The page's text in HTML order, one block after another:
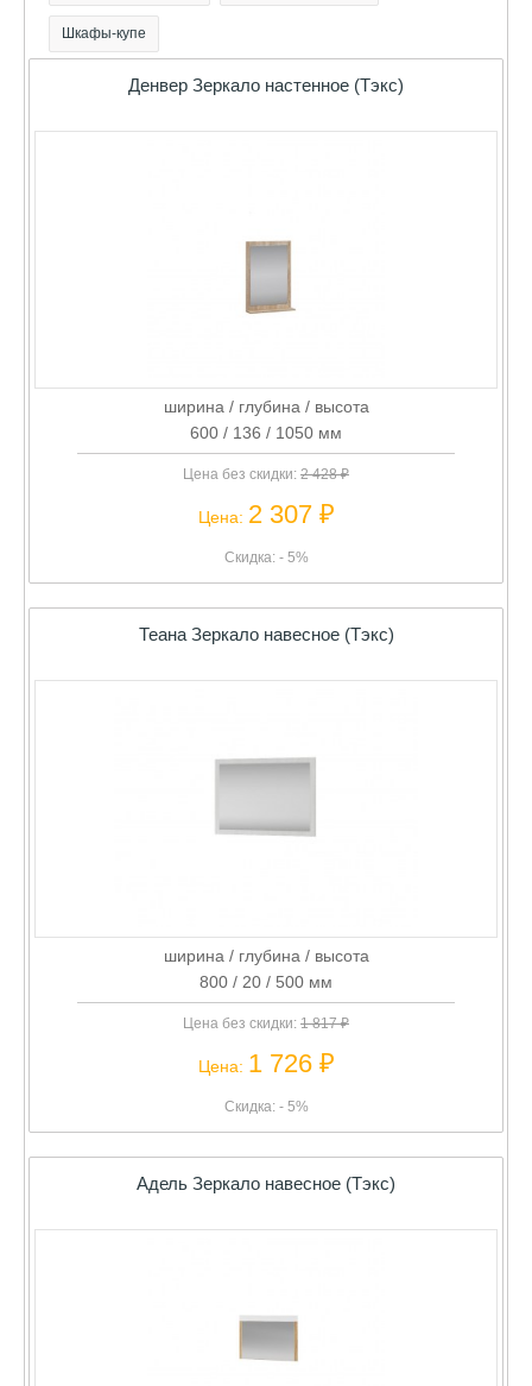
Шкафы-купе
Денвер Зеркало настенное (Тэкс)
ширина / глубина / высота
600 / 136 / 1050 мм
Цена без скидки: 2 428 ₽
Цена: 2 307 ₽
Скидка: - 5%
Теана Зеркало навесное (Тэкс)
ширина / глубина / высота
800 / 20 / 500 мм
Цена без скидки: 1 817 ₽
Цена: 1 726 ₽
Скидка: - 5%
Адель Зеркало навесное (Тэкс)